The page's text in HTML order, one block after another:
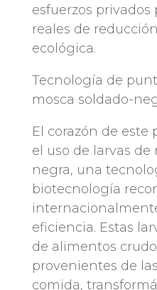
esfuerzos
reales de
ecológica.
Tecnología de
mosca soldado-
El corazón de este
el uso de larvas de
negra, una
biotecnología
eficiencia. Estas
de alimentos
provenientes de
comida,